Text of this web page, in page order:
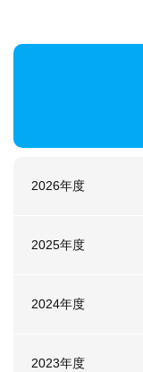
2026年度
2025年度
2024年度
2023年度